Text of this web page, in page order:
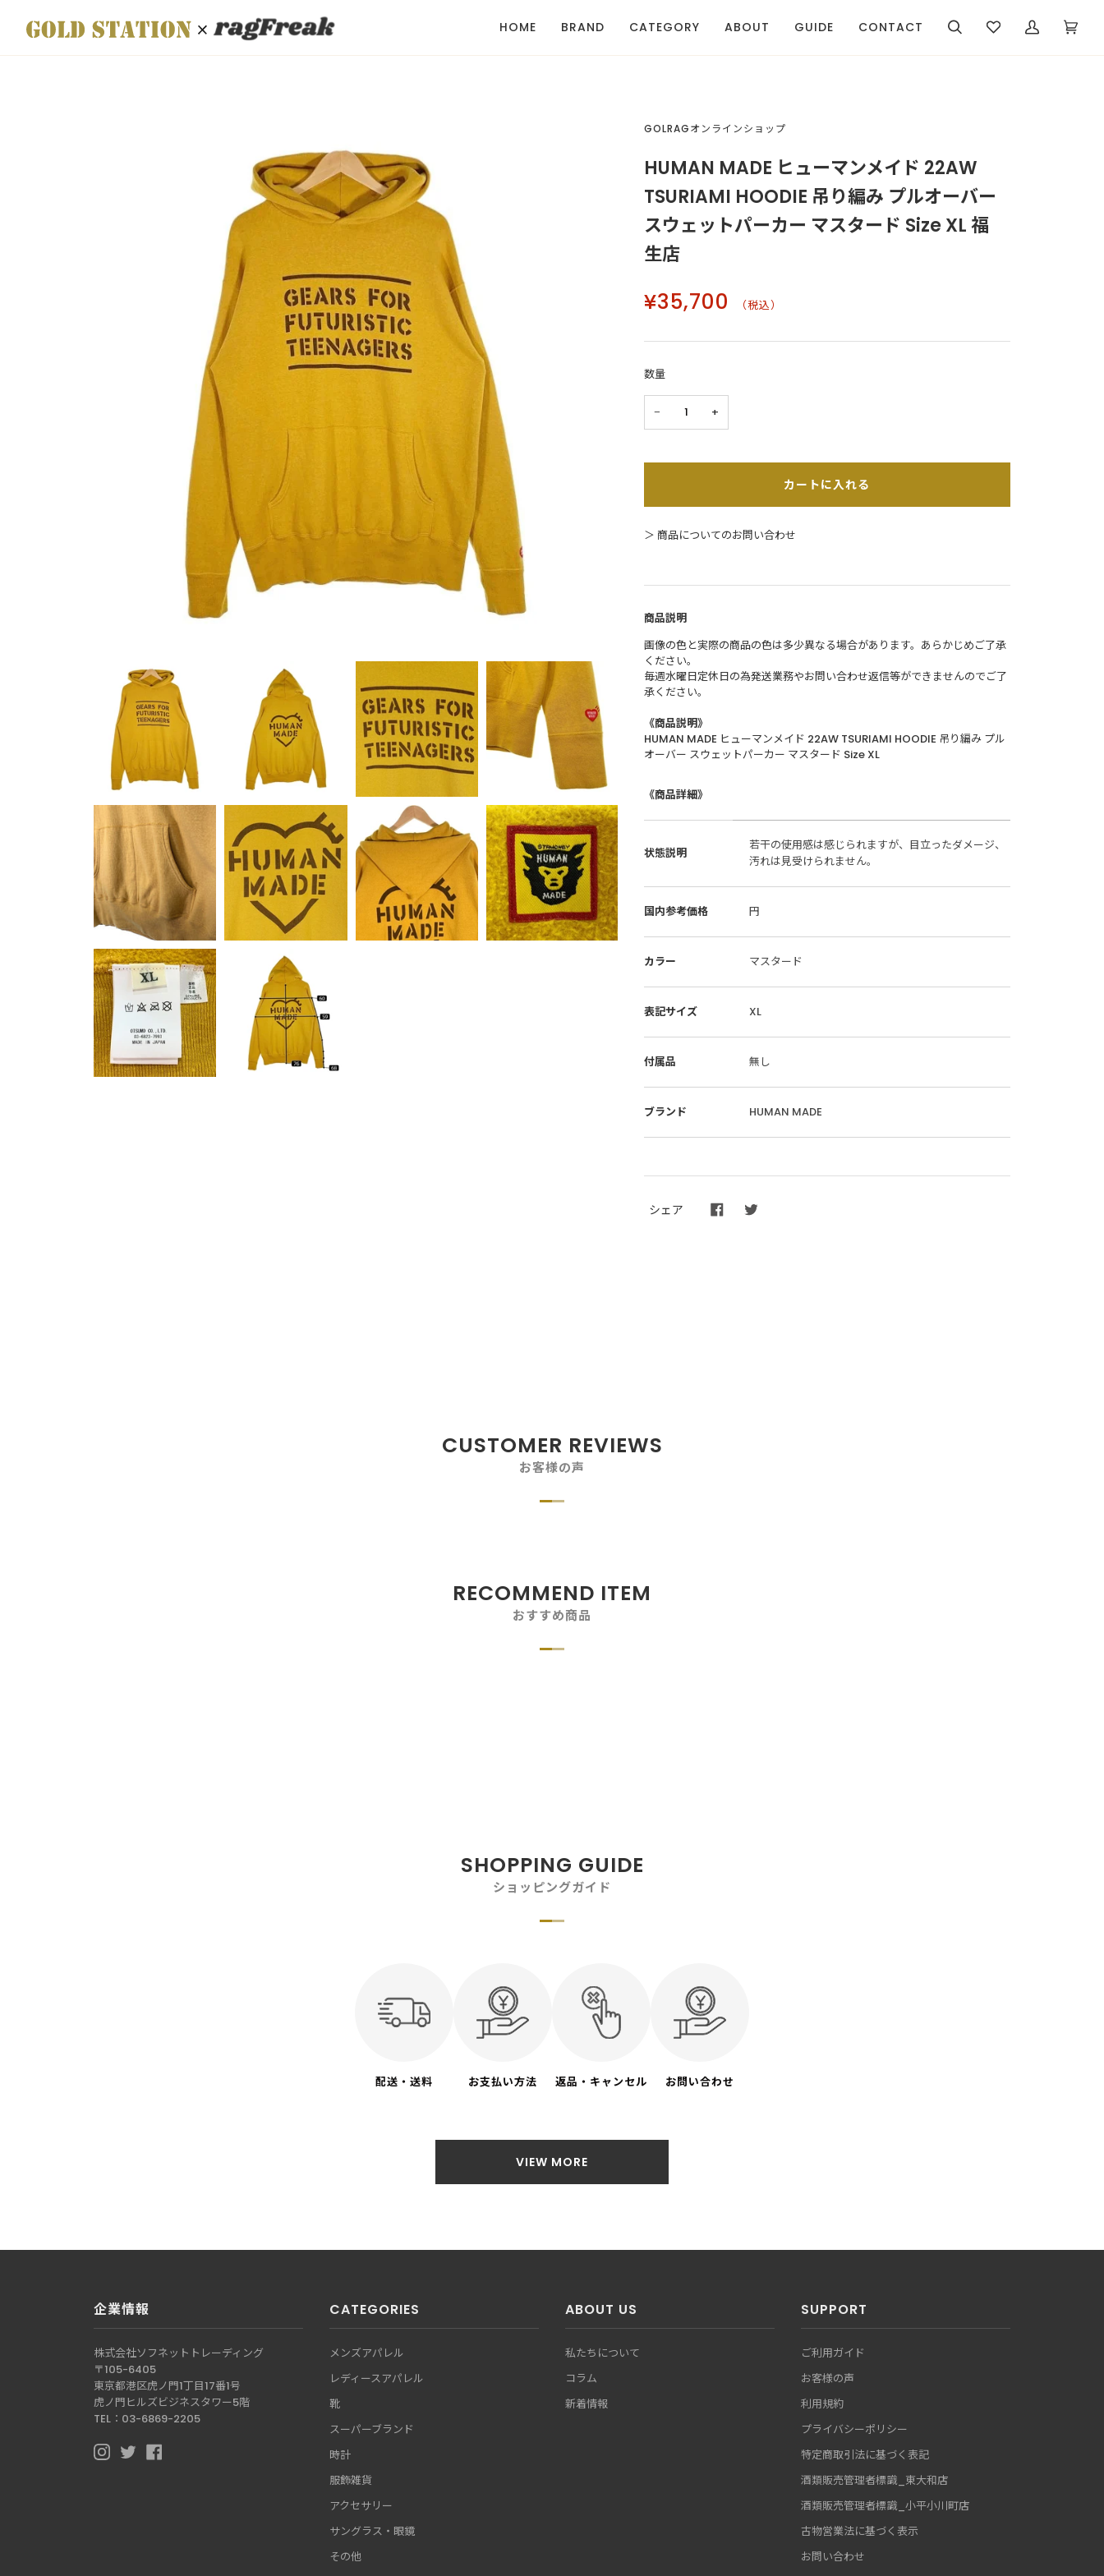
HOME BRAND CATEGORY ABOUT GUIDE CONTACT
検
Wishlistマ
カ
GOLRAGオンラインショップ
HUMAN MADE ヒューマンメイド 22AW
TSURIAMI HOODIE 吊り編み プルオーバー
スウェットパーカー マスタード Size XL 福
生店
¥35,700 （税込）
数量
− +
カートに入れる
＞ 商品についてのお問い合わせ
商品説明
画像の色と実際の商品の色は多少異なる場合があります。あらかじめご了承
ください。
毎週水曜日定休日の為発送業務やお問い合わせ返信等ができませんのでご了
承ください。
《商品説明》
HUMAN MADE ヒューマンメイド 22AW TSURIAMI HOODIE 吊り編み プル
オーバー スウェットパーカー マスタード Size XL
《商品詳細》
状態説明
若干の使用感は感じられますが、目立ったダメージ、
汚れは見受けられません。
国内参考価格 円
カラー マスタード
表記サイズ XL
付属品 無し
ブランド HUMAN MADE
シェア
CUSTOMER REVIEWS
お客様の声
RECOMMEND ITEM
おすすめ商品
SHOPPING GUIDE
ショッピングガイド
配送・送料 お支払い方法 返品・キャンセル お問い合わせ
VIEW MORE
企業情報
株式会社ソフネットトレーディング
〒105-6405
東京都港区虎ノ門1丁目17番1号
虎ノ門ヒルズビジネスタワー5階
TEL：03-6869-2205
I
T
F
CATEGORIES
メンズアパレル
レディースアパレル
靴
スーパーブランド
時計
服飾雑貨
アクセサリー
サングラス・眼鏡
その他
ABOUT US
私たちについて
コラム
新着情報
SUPPORT
ご利用ガイド
お客様の声
利用規約
プライバシーポリシー
特定商取引法に基づく表記
酒類販売管理者標識_東大和店
酒類販売管理者標識_小平小川町店
古物営業法に基づく表示
お問い合わせ